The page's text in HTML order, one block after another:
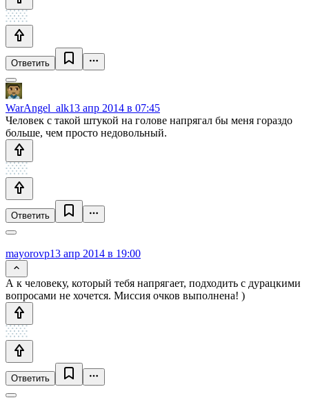
Ответить
WarAngel_alk13 апр 2014 в 07:45
Человек с такой штукой на голове напрягал бы меня гораздо
больше, чем просто недовольный.
Ответить
mayorovp13 апр 2014 в 19:00
А к человеку, который тебя напрягает, подходить с дурацкими
вопросами не хочется. Миссия очков выполнена! )
Ответить